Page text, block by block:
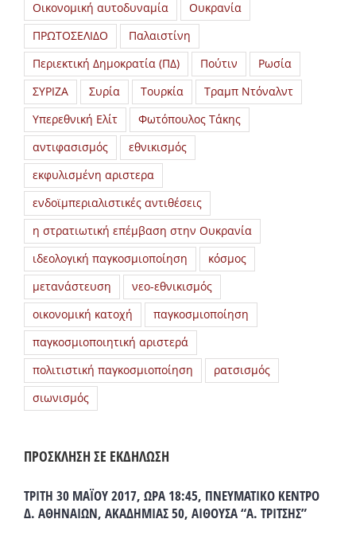
Οικονομική αυτοδυναμία
Ουκρανία
ΠΡΩΤΟΣΕΛΙΔΟ
Παλαιστίνη
Περιεκτική Δημοκρατία (ΠΔ)
Πούτιν
Ρωσία
ΣΥΡΙΖΑ
Συρία Τουρκία
Τραμπ Ντόναλντ
Υπερεθνική Ελίτ
Φωτόπουλος Τάκης
αντιφασισμός
εθνικισμός
εκφυλισμένη αριστερα
ενδοϊμπεριαλιστικές αντιθέσεις
η στρατιωτική επέμβαση στην Ουκρανία
ιδεολογική παγκοσμιοποίηση
κόσμος
μετανάστευση
νεο-εθνικισμός
οικονομική κατοχή
παγκοσμιοποίηση
παγκοσμιοποιητική αριστερά
πολιτιστική παγκοσμιοποίηση
ρατσισμός
σιωνισμός
ΠΡΟΣΚΛΗΣΗ ΣΕ ΕΚΔΗΛΩΣΗ
ΤΡΙΤΗ 30 ΜΑΪΟΥ 2017, ΩΡΑ 18:45, ΠΝΕΥΜΑΤΙΚΟ ΚΕΝΤΡΟ
Δ. ΑΘΗΝΑΙΩΝ, ΑΚΑΔΗΜΙΑΣ 50, ΑΙΘΟΥΣΑ “Α. ΤΡΙΤΣΗΣ”